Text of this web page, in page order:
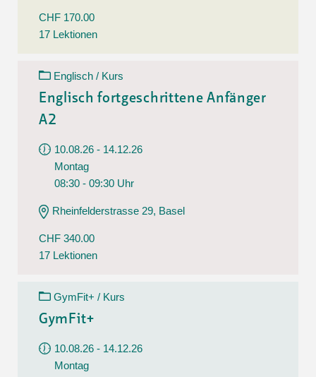
CHF 170.00
17 Lektionen
Englisch / Kurs
Englisch fortgeschrittene Anfänger
A2
10.08.26 - 14.12.26
Montag
08:30 - 09:30 Uhr
Rheinfelderstrasse 29, Basel
CHF 340.00
17 Lektionen
GymFit+ / Kurs
GymFit+
10.08.26 - 14.12.26
Montag